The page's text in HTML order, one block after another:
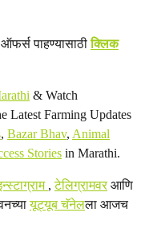
पाहण्यासाठीक्लिक
& Watch
Latest Farming Updates
, Bazar Bhav, Animal
Stories in Marathi.
,टेलिग्रामवरआणि
यूट्यूब चॅनेलला आजच